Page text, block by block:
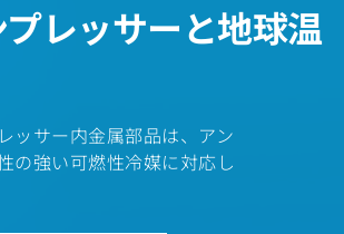
レッサーと地球温
ッサー内金属部品は、アン
の強い可燃性冷媒に対応し